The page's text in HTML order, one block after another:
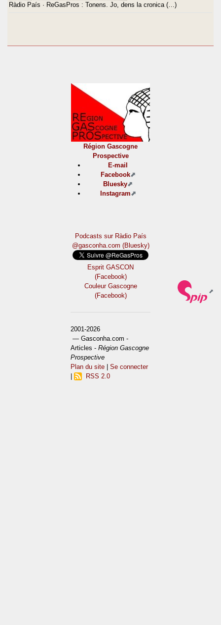
Ràdio País · ReGasPros : Tonens. Jo, dens la cronica (…)
Région Gascogne
Prospective
E-mail
Facebook
Bluesky
Instagram
Podcasts sur Ràdio País
@gasconha.com (Bluesky)
Esprit GASCON
(Facebook)
Couleur Gascogne
(Facebook)
2001-2026
— Gasconha.com -
Articles -Région Gascogne
Prospective
Plan du site |Se connecter
RSS 2.0